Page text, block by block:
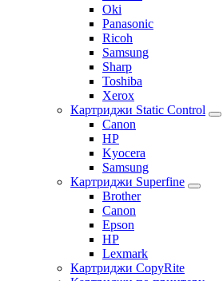
Oki
Panasonic
Ricoh
Samsung
Sharp
Toshiba
Xerox
Картриджи Static Control
Canon
HP
Kyocera
Samsung
Картриджи Superfine
Brother
Canon
Epson
HP
Lexmark
Картриджи CopyRite